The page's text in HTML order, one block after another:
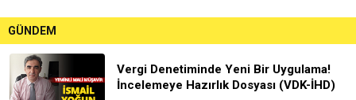
GÜNDEM
Vergi Denetiminde Yeni Bir Uygulama!
İncelemeye Hazırlık Dosyası (VDK-İHD)